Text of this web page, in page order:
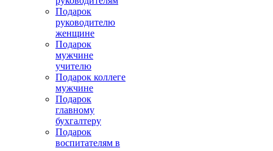
Подарок
руководителю
женщине
Подарок
мужчине
учителю
Подарок коллеге
мужчине
Подарок
главному
бухгалтеру
Подарок
воспитателям в